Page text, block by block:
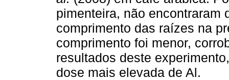
pimenteira, não encontraram
comprimento das raízes na
comprimento foi menor,
resultados deste
dose mais elevada de Al.